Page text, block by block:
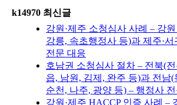
k14970 최신글
강원·제주 소청심사 사례 – 강
강릉, 속초행정사 등)과 제주·
전문 대응
호남권 소청심사 절차 – 전북(
읍, 남원, 김제, 완주 등)과 전남
순천, 나주, 광양 등) – 행정사
강원·제주 HACCP 인증 사례 –